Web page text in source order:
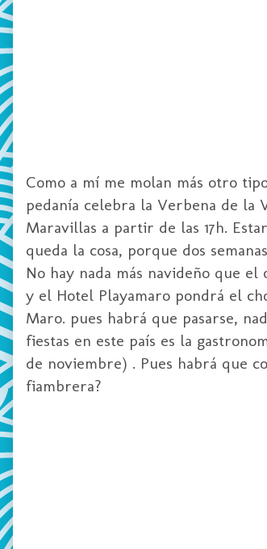
Como a mí me molan más otro
pedanía celebra la Verbena de la
Maravillas a partir de las 17h.
queda la cosa, porque dos
No hay nada más navideño que
y el Hotel Playamaro pondrá el
Maro. pues habrá que pasarse,
fiestas en este país es la
de noviembre) . Pues habrá que
fiambrera?